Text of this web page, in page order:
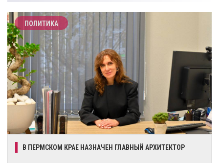
ПОЛИТИКА
​В ПЕРМСКОМ КРАЕ НАЗНАЧЕН ГЛАВНЫЙ АРХИТЕКТОР